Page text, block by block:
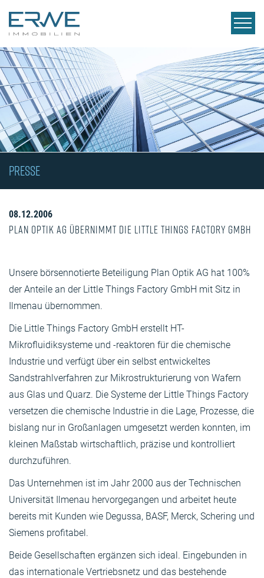
PRESSE
08.12.2006
Plan Optik AG übernimmt die Little Things Factory GmbH
Unsere börsennotierte Beteiligung Plan Optik AG hat 100%
der Anteile an der Little Things Factory GmbH mit Sitz in
Ilmenau übernommen.
Die Little Things Factory GmbH erstellt HT-
Mikrofluidiksysteme und -reaktoren für die chemische
Industrie und verfügt über ein selbst entwickeltes
Sandstrahlverfahren zur Mikrostrukturierung von Wafern
aus Glas und Quarz. Die Systeme der Little Things Factory
versetzen die chemische Industrie in die Lage, Prozesse, die
bislang nur in Großanlagen umgesetzt werden konnten, im
kleinen Maßstab wirtschaftlich, präzise und kontrolliert
durchzuführen.
Das Unternehmen ist im Jahr 2000 aus der Technischen
Universität Ilmenau hervorgegangen und arbeitet heute
bereits mit Kunden wie Degussa, BASF, Merck, Schering und
Siemens profitabel.
Beide Gesellschaften ergänzen sich ideal. Eingebunden in
das internationale Vertriebsnetz und das bestehende